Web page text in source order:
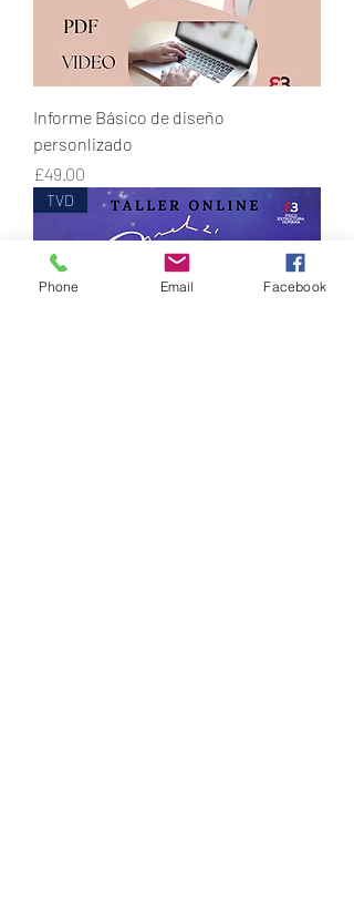
Informe Básico de diseño
personlizado
Price
£49.00
TVD
Phone Email Facebook